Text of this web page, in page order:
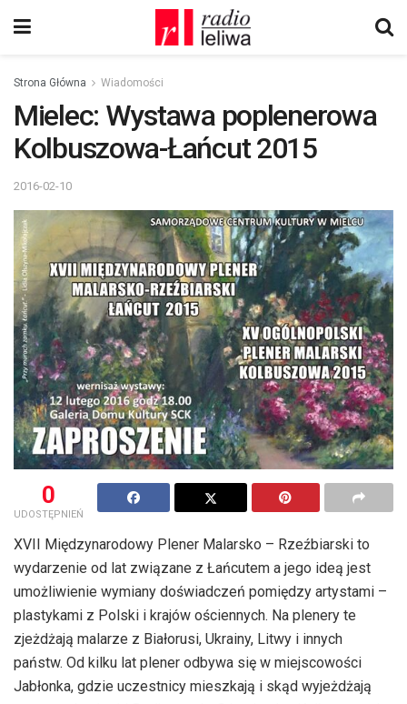
Strona Główna Wiadomości
Mielec: Wystawa poplenerowa
Kolbuszowa-Łańcut 2015
2016-02-10
0
UDOSTĘPNIEŃ
XVII Międzynarodowy Plener Malarsko – Rzeźbiarski to
wydarzenie od lat związane z Łańcutem a jego ideą jest
umożliwienie wymiany doświadczeń pomiędzy artystami –
plastykami z Polski i krajów ościennych. Na plenery te
zjeżdżają malarze z Białorusi, Ukrainy, Litwy i innych
państw. Od kilku lat plener odbywa się w miejscowości
Jabłonka, gdzie uczestnicy mieszkają i skąd wyjeżdżają